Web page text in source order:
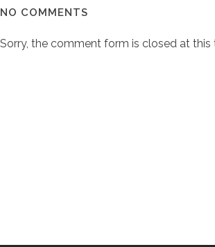
NO COMMENTS
Sorry, the comment form is closed at this